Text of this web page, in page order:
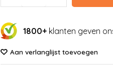
1800+ klanten geven
Aan verlanglijst toevoegen